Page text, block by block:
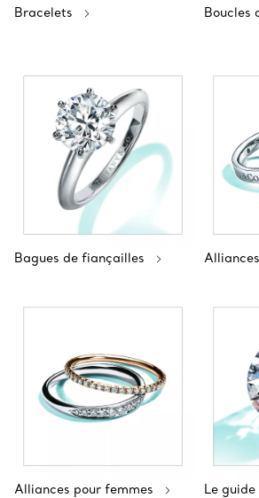
Bracelets Boucles
Bagues de fiançailles
Alliances pour femmes Le